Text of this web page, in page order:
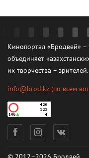
Кинопортал «Бродвей» –
объединяет
их творчества – зрителей.
info@brod.kz (по всем